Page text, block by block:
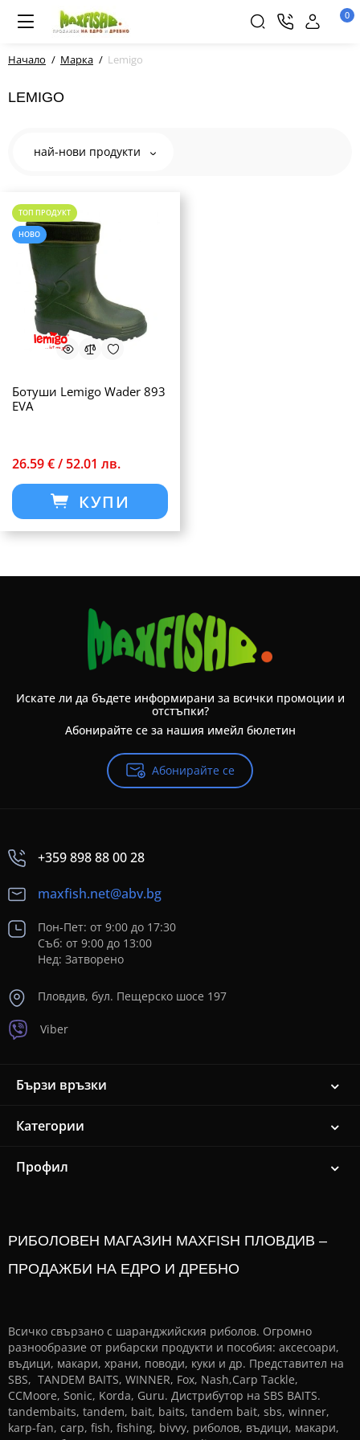
0
Начало Марка Lemigo
LEMIGO
най-нови продукти
ТОП ПРОДУКТ
НОВО
Ботуши Lemigo Wader 893
EVA
26.59 € / 52.01 лв.
КУПИ
Искате ли да бъдете информирани за всички промоции и
отстъпки?
Абонирайте се за нашия имейл бюлетин
Абонирайте се
+359 898 88 00 28
maxfish.net@abv.bg
Пон-Пет: от 9:00 до 17:30
Съб: от 9:00 до 13:00
Нед: Затворено
Пловдив, бул. Пещерско шосе 197
Viber
Бързи връзки
Категории
Профил
РИБОЛОВЕН МАГАЗИН MAXFISH ПЛОВДИВ –
ПРОДАЖБИ НА ЕДРО И ДРЕБНО
Всичко свързано с шаранджийския риболов. Огромно
разнообразие от рибарски продукти и пособия: аксесоари,
въдици, макари, храни, поводи, куки и др. Представител на
SBS, TANDEM BAITS, WINNER, Fox, Nash,Carp Tackle,
CCMoore, Sonic, Korda, Guru. Дистрибутор на SBS BAITS.
tandembaits, tandem, bait, baits, tandem bait, sbs, winner,
karp-fan, carp, fish, fishing, bivvy, риболов, въдици, макари,